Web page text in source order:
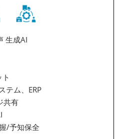
生成AI
テム、ERP
共有
/予知保全